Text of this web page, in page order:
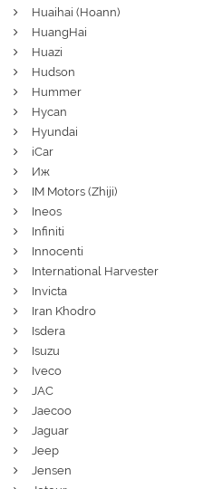
Huaihai (Hoann)
HuangHai
Huazi
Hudson
Hummer
Hycan
Hyundai
iCar
Иж
IM Motors (Zhiji)
Ineos
Infiniti
Innocenti
International Harvester
Invicta
Iran Khodro
Isdera
Isuzu
Iveco
JAC
Jaecoo
Jaguar
Jeep
Jensen